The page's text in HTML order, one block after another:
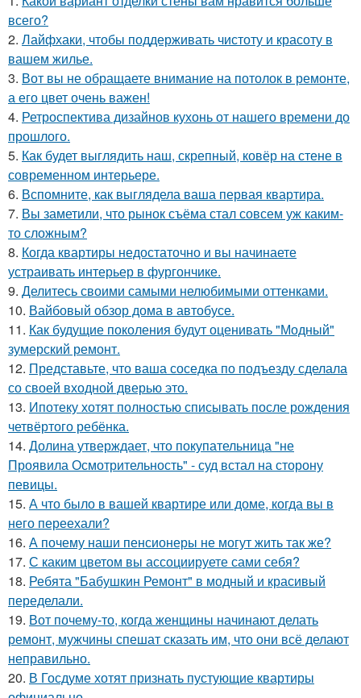
всего?
2. Лайфхаки, чтобы поддерживать чистоту и красоту в
вашем жилье.
3. Вот вы не обращаете внимание на потолок в ремонте,
а его цвет очень важен!
4. Ретроспектива дизайнов кухонь от нашего времени до
прошлого.
5. Как будет выглядить наш, скрепный, ковёр на стене в
современном интерьере.
6. Вспомните, как выглядела ваша первая квартира.
7. Вы заметили, что рынок съёма стал совсем уж каким-
то сложным?
8. Когда квартиры недостаточно и вы начинаете
устраивать интерьер в фургончике.
9. Делитесь своими самыми нелюбимыми оттенками.
10. Вайбовый обзор дома в автобусе.
11. Как будущие поколения будут оценивать "Модный"
зумерский ремонт.
12. Представьте, что ваша соседка по подъезду сделала
со своей входной дверью это.
13. Ипотеку хотят полностью списывать после рождения
четвёртого ребёнка.
14. Долина утверждает, что покупательница "не
Проявила Осмотрительность" - суд встал на сторону
певицы.
15. А что было в вашей квартире или доме, когда вы в
него переехали?
16. А почему наши пенсионеры не могут жить так же?
17. С каким цветом вы ассоциируете сами себя?
18. Ребята "Бабушкин Ремонт" в модный и красивый
переделали.
19. Вот почему-то, когда женщины начинают делать
ремонт, мужчины спешат сказать им, что они всё делают
неправильно.
20. В Госдуме хотят признать пустующие квартиры